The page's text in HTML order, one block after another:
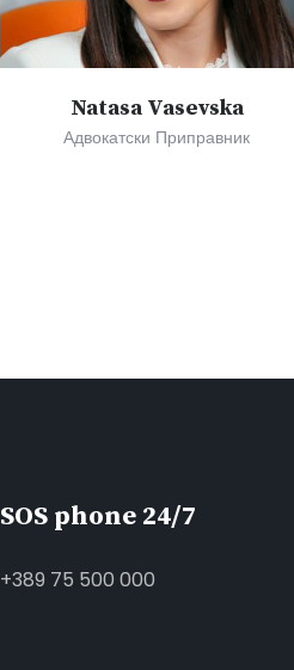
Natasa Vasevska
Адвокатски Приправник
SOS phone 24/7
+389 75 500 000